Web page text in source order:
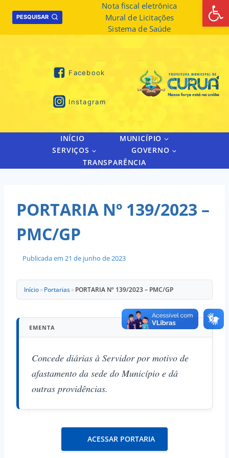
PESQUISAR
Nota fiscal eletrônica
Mural de Licitações
Sistema de Saúde
Facebook
Instagram
INÍCIO
MUNICÍPIO
SERVIÇOS
GOVERNO
TRANSPARÊNCIA
PORTARIA Nº 139/2023 –
PMC/GP
Publicada em 21 de junho de 2023
Início» Portarias» PORTARIA Nº 139/2023 – PMC/GP
EMENTA
Concede diárias à Servidor por motivo de
afastamento da sede do Município e dá
outras providências.
ACESSAR PORTARIA